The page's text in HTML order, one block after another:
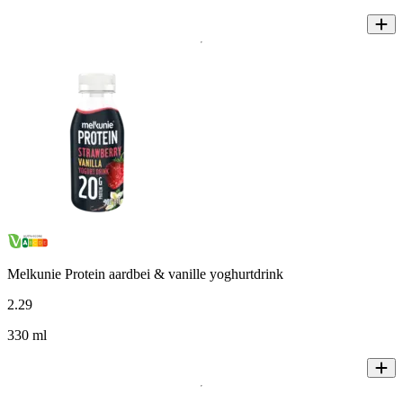
Melkunie Protein aardbei & vanille yoghurtdrink
2.29
330 ml